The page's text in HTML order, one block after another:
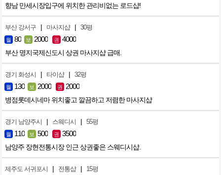
향남 만세시장입구에 위치한 관리비없는 로드샵!
부산 강서구 | 마사지샵 | 30평
월 80 보 2000 권 4000
부산 명지국제신도시 상권 마사지샵 급매.
경기 화성시 | 타이샵 | 32평
월 130 보 2000 권 2000
병점롯데시네마 위치좋고 깔끔하고 저렴한 마사지샵
경기 남양주시 | 스웨디시 | 55평
월 110 보 500 권 3500
남양주 장현전통시장 인근 상권좋은 스웨디시샵.
제주도 서귀포시 | 전통샵 | 15평